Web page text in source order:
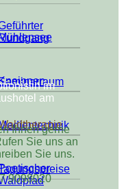
Rundgang
Ihnen gerne
Sie uns an
Sie uns.
9098020